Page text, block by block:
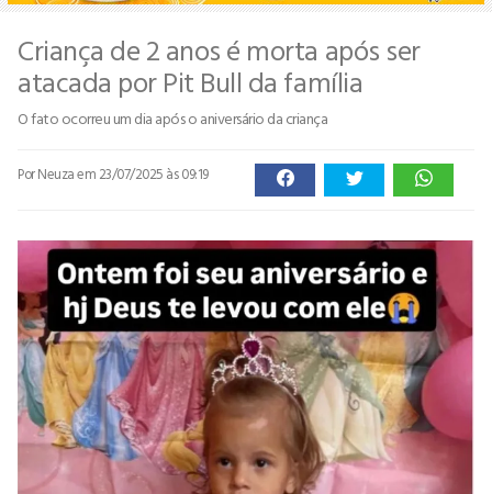
Criança de 2 anos é morta após ser
atacada por Pit Bull da família
O fato ocorreu um dia após o aniversário da criança
Por Neuzaem 23/07/2025 às 09:19